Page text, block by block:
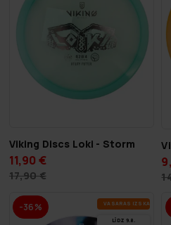
Viking Discs Loki - Storm
11,90 €
17,90 €
-36% VA­SA­RAS IZ­SKA­ŅA
LĪDZ 9.8.